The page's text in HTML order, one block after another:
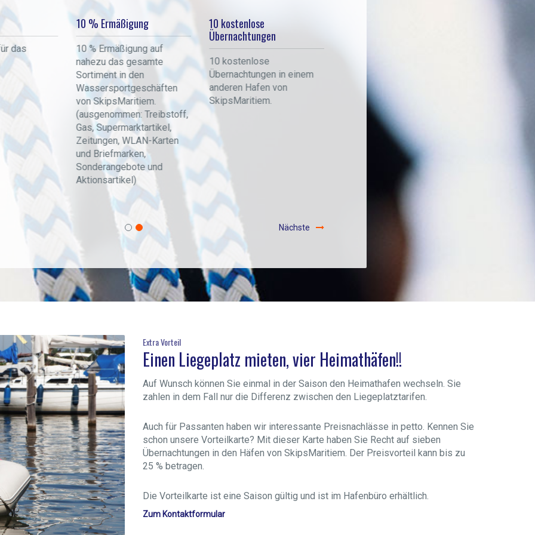
das
10 % Ermäßigung
10 % Ermäßigung auf
nahezu das gesamte
Sortiment in den
Wassersportgeschäften
von SkipsMaritiem.
(ausgenommen: Treibstoff,
Gas, Supermarktartikel,
Zeitungen, WLAN-Karten
und Briefmarken,
Sonderangebote und
Aktionsartikel)
10 kostenlose
Übernachtungen
10 kostenlose
Übernachtungen in einem
anderen Hafen von
SkipsMaritiem.
anderen Hafen von
SkipsMaritiem, wenn die
10 kostenlosen
Übernachtungen
aufgebraucht sind.
Nächste
Extra Vorteil
Einen Liegeplatz mieten, vier Heimathäfen!!
Auf Wunsch können Sie einmal in der Saison den Heimathafen wechseln. Sie
zahlen in dem Fall nur die Differenz zwischen den Liegeplatztarifen.
Auch für Passanten haben wir interessante Preisnachlässe in petto. Kennen Sie
schon unsere Vorteilkarte? Mit dieser Karte haben Sie Recht auf sieben
Übernachtungen in den Häfen von SkipsMaritiem. Der Preisvorteil kann bis zu
25 % betragen.
Die Vorteilkarte ist eine Saison gültig und ist im Hafenbüro erhältlich.
Zum Kontaktformular